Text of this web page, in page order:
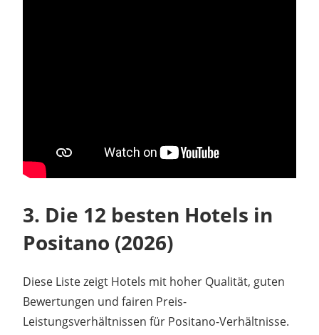
3. Die 12 besten Hotels in
Positano (2026)
Diese Liste zeigt Hotels mit hoher Qualität, guten
Bewertungen und fairen Preis-
Leistungsverhältnissen für Positano-Verhältnisse.